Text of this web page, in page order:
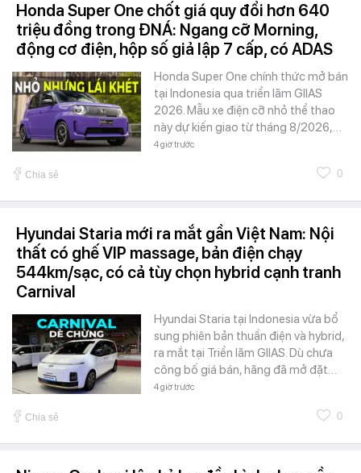
Honda Super One chốt giá quy đổi hơn 640
triệu đồng trong ĐNÁ: Ngang cỡ Morning,
động cơ điện, hộp số giả lập 7 cấp, có ADAS
Honda Super One chính thức mở bán
tại Indonesia qua triển lãm GIIAS
2026. Mẫu xe điện cỡ nhỏ thể thao
này dự kiến giao từ tháng 8/2026,…
4 giờ trước
Chia sẻ 0
Hyundai Staria mới ra mắt gần Việt Nam: Nội
thất có ghế VIP massage, bản điện chạy
544km/sạc, có cả tùy chọn hybrid cạnh tranh
Carnival
Hyundai Staria tại Indonesia vừa bổ
sung phiên bản thuần điện và hybrid,
ra mắt tại Triển lãm GIIAS. Dù chưa
công bố giá bán, hãng đã mở đặt…
4 giờ trước
Chia sẻ 0